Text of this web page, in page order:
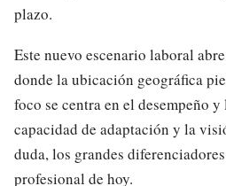
plazo.
Este nuevo escenario laboral
donde la ubicación geográfica
foco se centra en el desempeño
capacidad de adaptación y la
duda, los grandes
profesional de hoy.